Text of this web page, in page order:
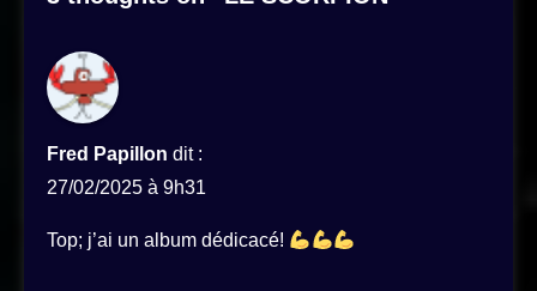
Fred Papillon dit :
27/02/2025 à 9h31
Top; j’ai un album dédicacé!